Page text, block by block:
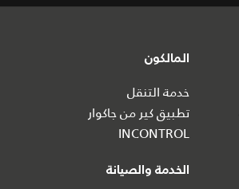
المالكون
خدمة التنقل
تطبيق كير من جاكوار
INCONTROL
الخدمة والصيانة